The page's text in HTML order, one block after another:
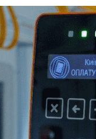
станції на
дітей: у
розслідування